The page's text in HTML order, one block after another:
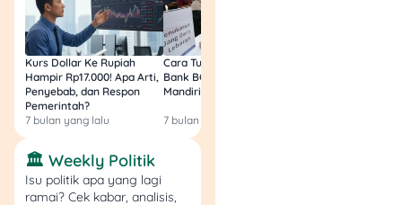
Siapin Dokumen
Pastikan udah bikin
bukti potong
bulananbuat tiap
pegawai. Ini bakal
jadi dasar laporan
PPh 21. Setelah itu,
mulai denganlogin
ke akun Coretax
Kurs Dollar Ke Rupiah
Hampir Rp17.000! Apa Arti,
Penyebab, dan Respon
Pemerintah?
7 bulan yang lalu
Cara Tukar Uang Baru di
Bank BCA (Umum, BNI,
Mandiri, BRI, dan BSI) 2026!
7 bulan yang lalu
🏛️ Weekly Politik
Isu politik apa yang lagi
ramai? Cek kabar, analisis,